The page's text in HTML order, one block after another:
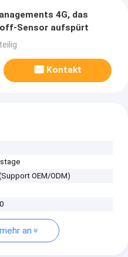
4G, das
Sensor aufspürt
Kontakt
OEM/ODM)
an